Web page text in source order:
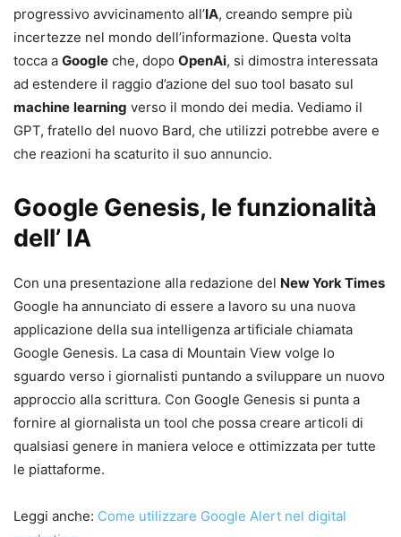
progressivo avvicinamento all’IA, creando sempre più
incertezze nel mondo dell’informazione. Questa volta
tocca a Google che, dopo OpenAi, si dimostra interessata
ad estendere il raggio d’azione del suo tool basato sul
machine learning verso il mondo dei media. Vediamo il
GPT, fratello del nuovo Bard, che utilizzi potrebbe avere e
che reazioni ha scaturito il suo annuncio.
Google Genesis, le funzionalità
dell’ IA
Con una presentazione alla redazione del New York Times
Google ha annunciato di essere a lavoro su una nuova
applicazione della sua intelligenza artificiale chiamata
Google Genesis. La casa di Mountain View volge lo
sguardo verso i giornalisti puntando a sviluppare un nuovo
approccio alla scrittura. Con Google Genesis si punta a
fornire al giornalista un tool che possa creare articoli di
qualsiasi genere in maniera veloce e ottimizzata per tutte
le piattaforme.
Leggi anche: Come utilizzare Google Alert nel digital